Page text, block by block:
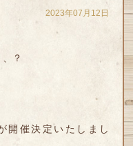
2023年07月12日
？
開催決定いたしまし